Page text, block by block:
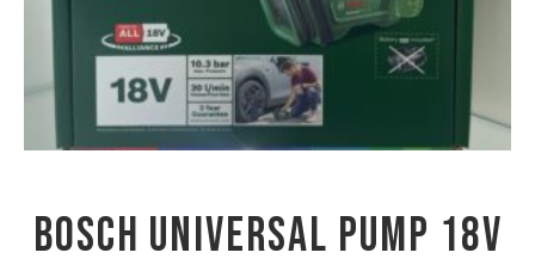
BOSCH UNIVERSAL PUMP 18V